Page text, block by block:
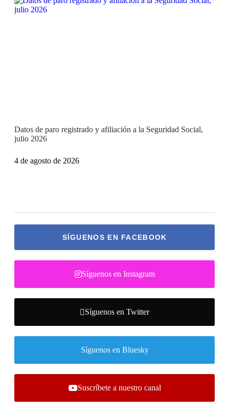
Datos de paro registrado y afiliación a la Seguridad Social,
julio 2026
4 de agosto de 2026
SÍGUENOS EN FACEBOOK
Síguenos en Instagram
Síguenos en Twitter
Síguenos en Bluesky
Suscríbete a nuestro canal